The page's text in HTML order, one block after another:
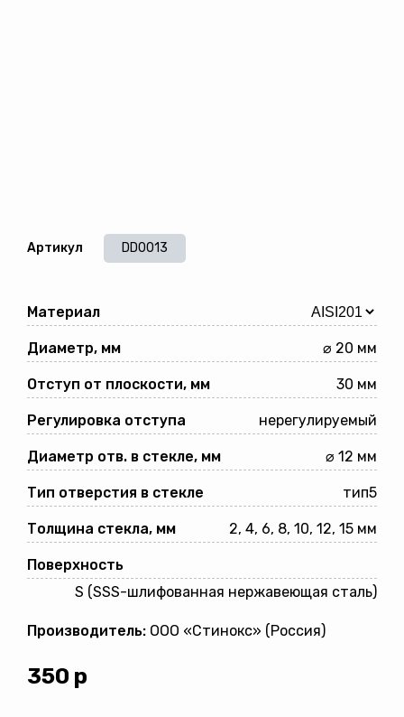
Артикул DD0013
Материал
Диаметр, мм ⌀ 20 мм
Отступ от плоскости, мм 30 мм
Регулировка отступа нерегулируемый
Диаметр отв. в стекле, мм ⌀ 12 мм
Тип отверстия в стекле тип5
Толщина стекла, мм 2, 4, 6, 8, 10, 12, 15 мм
Поверхность
S (SSS-шлифованная нержавеющая сталь)
Производитель: ООО «Стинокс» (Россия)
350 р